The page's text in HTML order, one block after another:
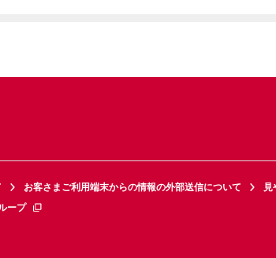
お客さまご利用端末からの情報の外部送信について
見
ープ